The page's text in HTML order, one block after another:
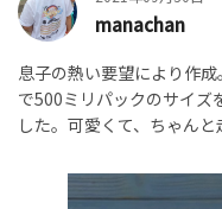
manachan
息子の熱い要望により作
で500ミリパックのサイズ
した。可愛くて、ちゃん